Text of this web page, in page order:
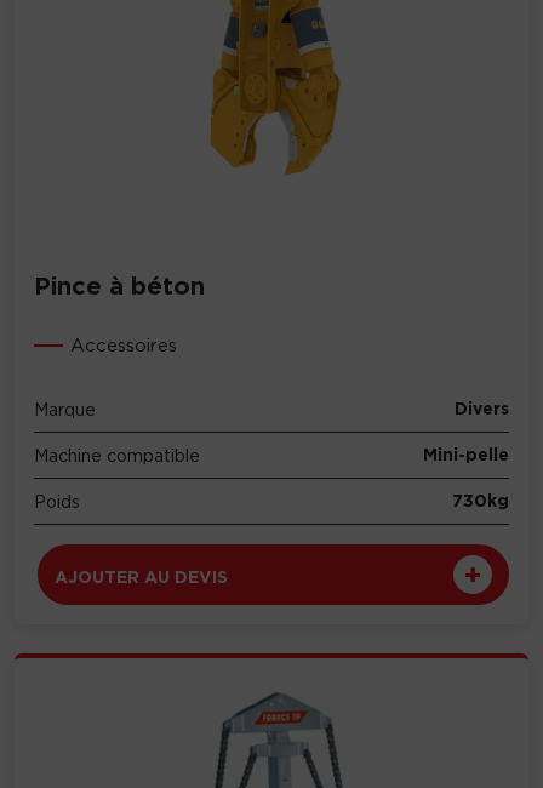
Pince à béton
Accessoires
Marque Divers
Machine compatible Mini-pelle
Poids 730kg
AJOUTER AU DEVIS